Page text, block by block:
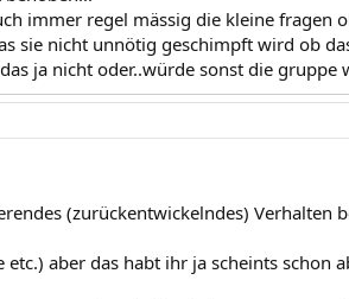
immer regel mässig die kleine fragen
sie nicht unnötig geschimpft wird ob
ja nicht oder..würde sonst die gruppe
(zurückentwickelndes) Verhalten
aber das habt ihr ja scheints schon